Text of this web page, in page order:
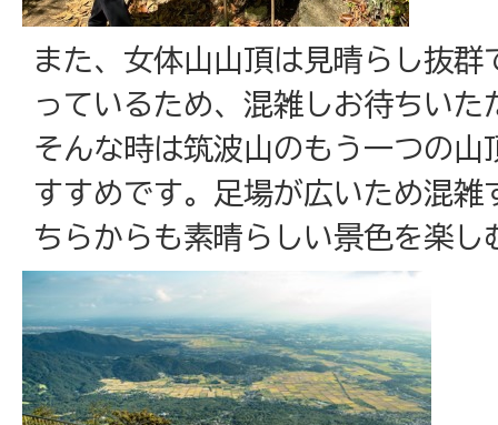
また、女体山山頂は見晴らし抜群
っているため、混雑しお待ちいた
そんな時は筑波山のもう一つの山
すすめです。足場が広いため混雑
ちらからも素晴らしい景色を楽し